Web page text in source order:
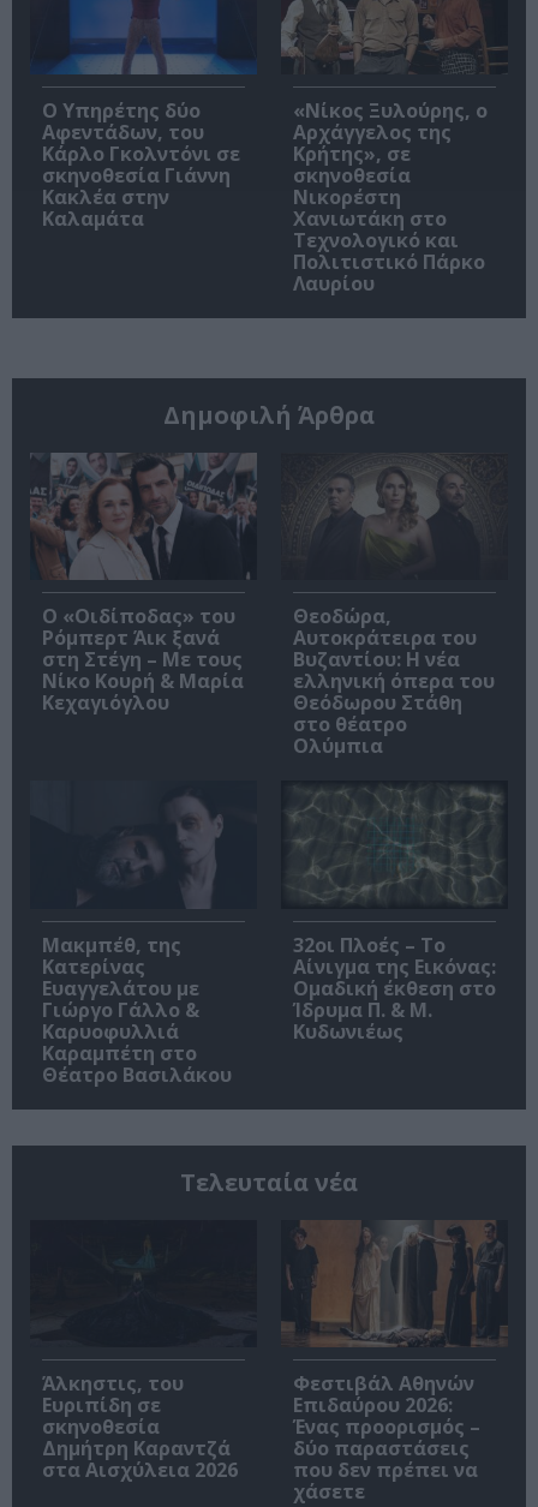
Ο Υπηρέτης δύο
Αφεντάδων, του
Κάρλο Γκολντόνι σε
σκηνοθεσία Γιάννη
Κακλέα στην
Καλαμάτα
«Νίκος Ξυλούρης, ο
Αρχάγγελος της
Κρήτης», σε
σκηνοθεσία
Νικορέστη
Χανιωτάκη στο
Τεχνολογικό και
Πολιτιστικό Πάρκο
Λαυρίου
Δημοφιλή Άρθρα
O «Οιδίποδας» του
Ρόμπερτ Άικ ξανά
στη Στέγη – Με τους
Νίκο Κουρή & Μαρία
Κεχαγιόγλου
Θεοδώρα,
Αυτοκράτειρα του
Βυζαντίου: Η νέα
ελληνική όπερα του
Θεόδωρου Στάθη
στο θέατρο
Ολύμπια
Μακμπέθ, της
Κατερίνας
Ευαγγελάτου με
Γιώργο Γάλλο &
Καρυοφυλλιά
Καραμπέτη στο
Θέατρο Βασιλάκου
32οι Πλοές – Το
Αίνιγμα της Εικόνας:
Ομαδική έκθεση στο
Ίδρυμα Π. & Μ.
Κυδωνιέως
Τελευταία νέα
Άλκηστις, του
Ευριπίδη σε
σκηνοθεσία
Δημήτρη Καραντζά
στα Αισχύλεια 2026
Φεστιβάλ Αθηνών
Επιδαύρου 2026:
Ένας προορισμός –
δύο παραστάσεις
που δεν πρέπει να
χάσετε